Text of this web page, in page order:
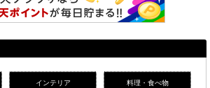
インテリア 料理・食べ物